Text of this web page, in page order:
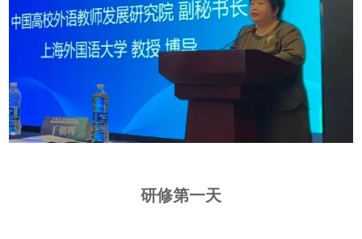
研修第一天